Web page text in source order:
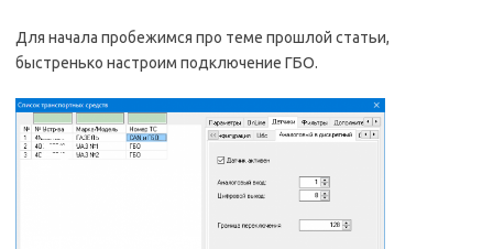
Для начала пробежимся про теме прошлой статьи,
быстренько настроим подключение ГБО.